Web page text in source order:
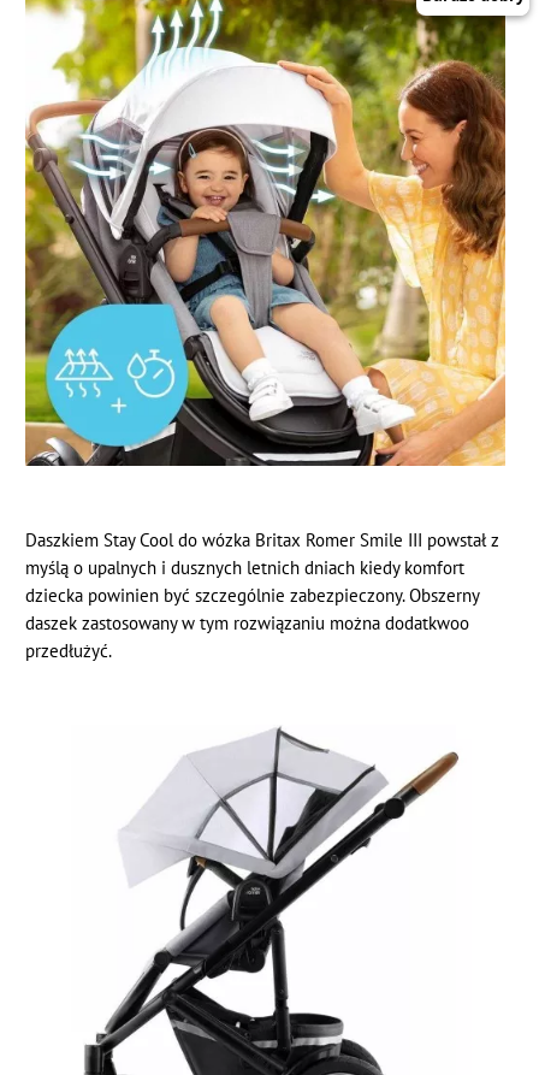
Daszkiem Stay Cool do wózka Britax Romer Smile III powstał z
myślą o upalnych i dusznych letnich dniach kiedy komfort
dziecka powinien być szczególnie zabezpieczony. Obszerny
daszek zastosowany w tym rozwiązaniu można dodatkwoo
przedłużyć.